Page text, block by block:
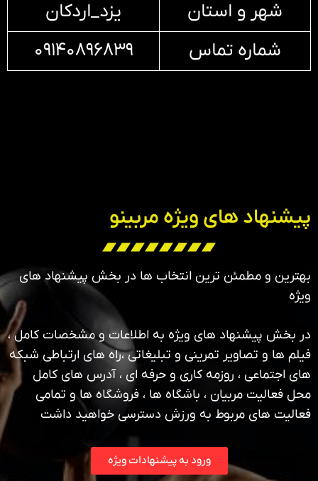
شهر و استان
یزد_اردکان
شماره تماس
۰۹۱۴۰۸۹۶۸۳۹
پیشنهاد های ویژه مربینو
بهترین و مطمئن ترین انتخاب ها در بخش پیشنهاد های
ویژه
در بخش پیشنهاد های ویژه به اطلاعات و مشخصات کامل ،
فیلم ها و تصاویر تمرینی و تبلیغاتی ،راه های ارتباطی شبکه
های اجتماعی ، روزمه کاری و حرفه ای ، آدرس های کامل
محل فعالیت مربیان ، باشگاه ها ، فروشگاه ها و تمامی
فعالیت های مربوط به ورزش دسترسی خواهید داشت
ورود به پیشنهادات ویژه